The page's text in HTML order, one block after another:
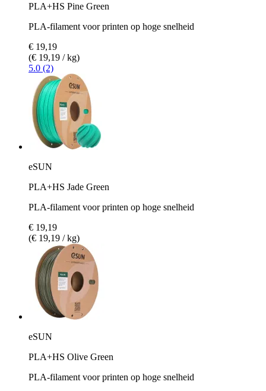
PLA+HS Pine Green
PLA-filament voor printen op hoge snelheid
€ 19,19
(€ 19,19 / kg)
5.0 (2)
eSUN
PLA+HS Jade Green
PLA-filament voor printen op hoge snelheid
€ 19,19
(€ 19,19 / kg)
eSUN
PLA+HS Olive Green
PLA-filament voor printen op hoge snelheid